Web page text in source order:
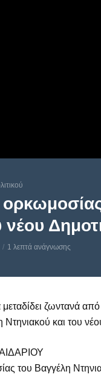
νέου
1 λεπτά ανάγνωσης
μεταδίδει ζωντανά
και του
του Βαγγέλη